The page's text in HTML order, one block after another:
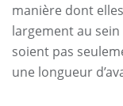
manière dont
largement au sein
soient pas
une longueur